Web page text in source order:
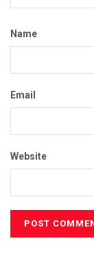
Name
Email
Website